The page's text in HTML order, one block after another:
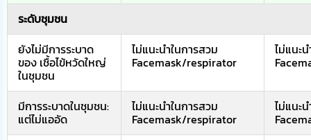
ระดับชุมชน
ยังไม่มีการระบาด
ของ เชื้อไข้หวัดใหญ่
ในชุมชน
ไม่แนะนำในการสวม
Facemask/respirator
ไม่แนะ
มีการระบาดในชุมชน:
แต่ไม่แออัด
ไม่แนะนำในการสวม
Facemask/respirator
ไม่แนะ